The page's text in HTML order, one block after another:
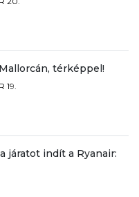
térképpel!
19.
járatot indít a Ryanair: